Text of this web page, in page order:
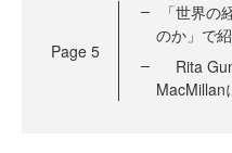
Page 5
「世界
のか」で
Rita